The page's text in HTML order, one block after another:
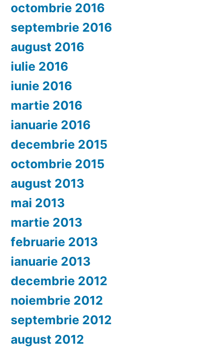
octombrie 2016
septembrie 2016
august 2016
iulie 2016
iunie 2016
martie 2016
ianuarie 2016
decembrie 2015
octombrie 2015
august 2013
mai 2013
martie 2013
februarie 2013
ianuarie 2013
decembrie 2012
noiembrie 2012
septembrie 2012
august 2012